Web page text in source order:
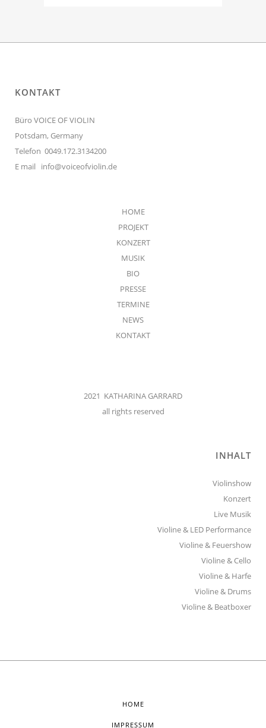
KONTAKT
Büro VOICE OF VIOLIN
Potsdam, Germany
Telefon 0049.172.3134200
E mail info@voiceofviolin.de
HOME
PROJEKT
KONZERT
MUSIK
BIO
PRESSE
TERMINE
NEWS
KONTAKT
2021 KATHARINA GARRARD
all rights reserved
INHALT
Violinshow
Konzert
Live Musik
Violine & LED Performance
Violine & Feuershow
Violine & Cello
Violine & Harfe
Violine & Drums
Violine & Beatboxer
HOME
IMPRESSUM